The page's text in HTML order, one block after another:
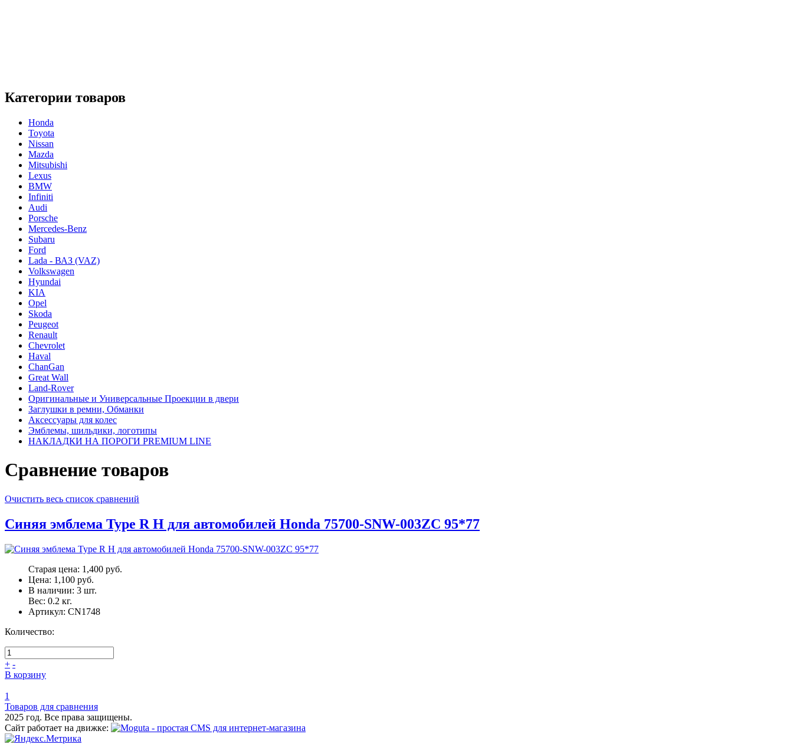
Категории товаров
Honda
Toyota
Nissan
Mazda
Mitsubishi
Lexus
BMW
Infiniti
Audi
Porsche
Mercedes-Benz
Subaru
Ford
Lada - ВАЗ (VAZ)
Volkswagen
Hyundai
KIA
Opel
Skoda
Peugeot
Renault
Chevrolet
Haval
ChanGan
Great Wall
Land-Rover
Оригинальные и Универсальные Проекции в двери
Заглушки в ремни, Обманки
Аксессуары для колес
Эмблемы, шильдики, логотипы
НАКЛАДКИ НА ПОРОГИ PREMIUM LINE
Сравнение товаров
Очистить весь список сравнений
Синяя эмблема Type R H для автомобилей Honda 75700-SNW-003ZC 95*77
Старая цена: 1,400 руб.
Цена: 1,100 руб.
В наличии: 3 шт.
Вес: 0.2 кг.
Артикул: CN1748
Количество:
+ -
В корзину
1
Товаров для сравнения
2025 год. Все права защищены.
Сайт работает на движке: